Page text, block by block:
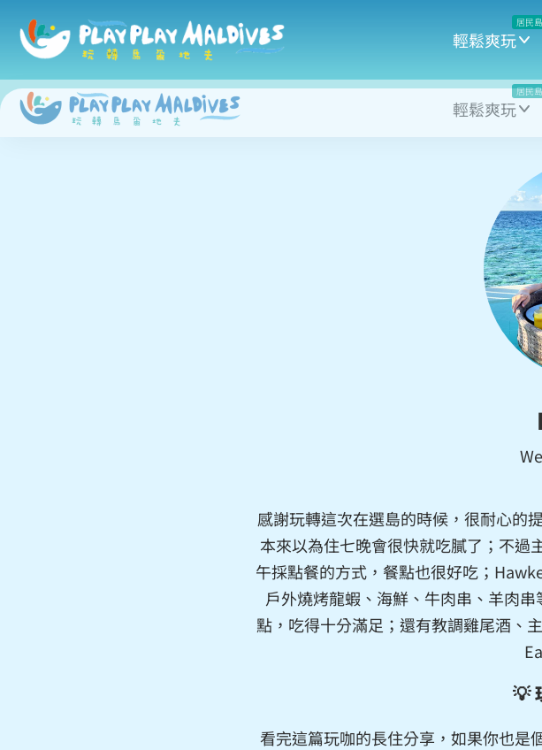
輕鬆爽玩
居民島
輕鬆爽玩
居民島
感謝玩轉這次在選島的時候，很耐心的
本來以為住七晚會很快就吃膩了；不過
午採點餐的方式，餐點也很好吃；
戶外燒烤龍蝦、海鮮、牛肉串、羊肉
點，吃得十分滿足；還有教調雞尾酒、
💡
看完這篇玩咖的長住分享，如果你也是